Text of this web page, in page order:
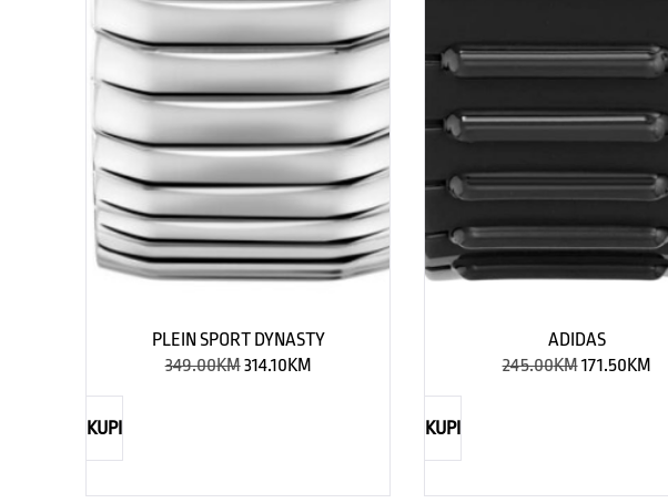
PLEIN SPORT DYNASTY
349.00KM314.10KM
KUPI
ADIDAS
245.00KM171.50KM
KUPI